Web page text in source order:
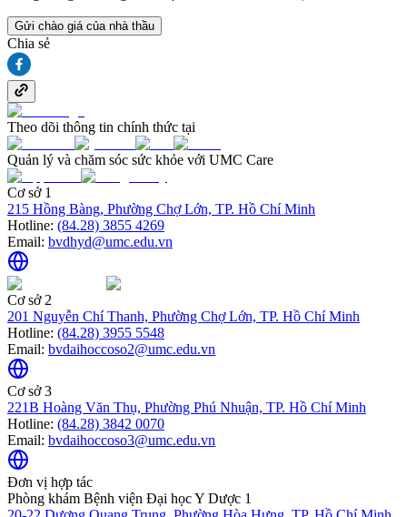
Gửi chào giá của nhà thầu
Chia sẻ
Theo dõi thông tin chính thức tại
Quản lý và chăm sóc sức khỏe với UMC Care
Cơ sở 1
215 Hồng Bàng, Phường Chợ Lớn, TP. Hồ Chí Minh
Hotline: (84.28) 3855 4269
Email: bvdhyd@umc.edu.vn
Cơ sở 2
201 Nguyễn Chí Thanh, Phường Chợ Lớn, TP. Hồ Chí Minh
Hotline: (84.28) 3955 5548
Email: bvdaihoccoso2@umc.edu.vn
Cơ sở 3
221B Hoàng Văn Thụ, Phường Phú Nhuận, TP. Hồ Chí Minh
Hotline: (84.28) 3842 0070
Email: bvdaihoccoso3@umc.edu.vn
Đơn vị hợp tác
Phòng khám Bệnh viện Đại học Y Dược 1